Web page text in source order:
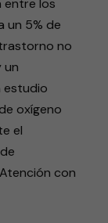
entre los
un 5% de
no
un
estudio
oxígeno
el
con